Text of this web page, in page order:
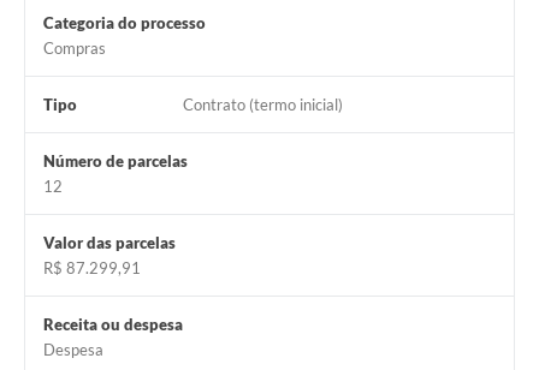
Categoria do processo
Compras
Tipo Contrato (termo inicial)
Número de parcelas
12
Valor das parcelas
R$ 87.299,91
Receita ou despesa
Despesa